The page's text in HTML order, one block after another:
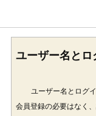
ユーザー名とロ
ユーザー名とログ
会員登録の必要はなく